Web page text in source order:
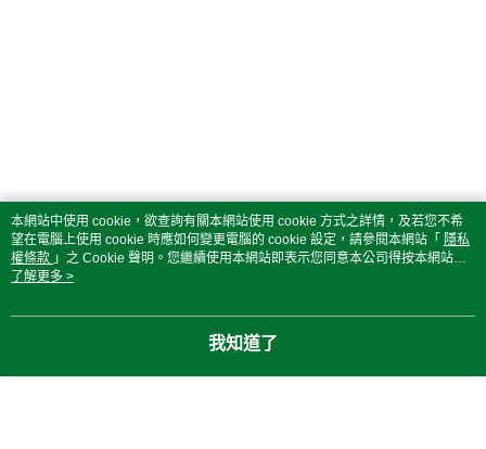
本網站中使用 cookie，欲查詢有關本網站使用 cookie 方式之詳情，及若您不希
望在電腦上使用 cookie 時應如何變更電腦的 cookie 設定，請參閱本網站「 隱私
權條款 」之 Cookie 聲明。您繼續使用本網站即表示您同意本公司得按本網站使
用條款之 Cookie 聲明使用 cookie。
了解更多 >
我知道了